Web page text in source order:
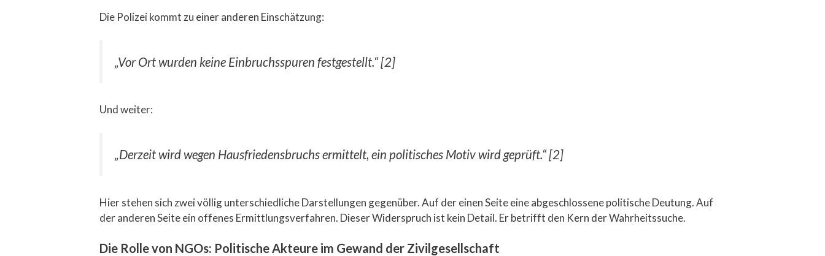
Die Polizei kommt zu einer anderen Einschätzung:
„Vor Ort wurden keine Einbruchsspuren festgestellt.“ [2]
Und weiter:
„Derzeit wird wegen Hausfriedensbruchs ermittelt, ein politisches Motiv wird geprüft.“ [2]
Hier stehen sich zwei völlig unterschiedliche Darstellungen gegenüber. Auf der einen Seite eine abgeschlossene politische Deutung. Auf
der anderen Seite ein offenes Ermittlungsverfahren. Dieser Widerspruch ist kein Detail. Er betrifft den Kern der Wahrheitssuche.
Die Rolle von NGOs: Politische Akteure im Gewand der Zivilgesellschaft